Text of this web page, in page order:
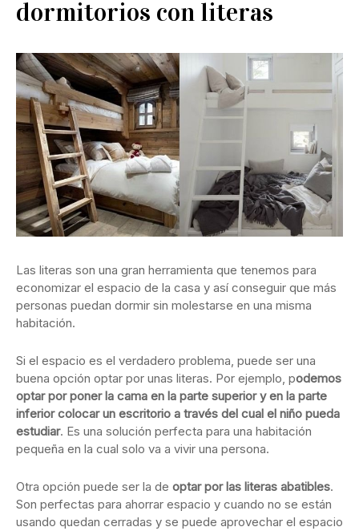
dormitorios con literas
Las literas son una gran herramienta que tenemos para
economizar el espacio de la casa y así conseguir que más
personas puedan dormir sin molestarse en una misma
habitación.
Si el espacio es el verdadero problema, puede ser una
buena opción optar por unas literas. Por ejemplo, podemos
optar por poner la cama en la parte superior y en la parte
inferior colocar un escritorio a través del cual el niño pueda
estudiar. Es una solución perfecta para una habitación
pequeña en la cual solo va a vivir una persona.
Otra opción puede ser la de optar por las literas abatibles.
Son perfectas para ahorrar espacio y cuando no se están
usando quedan cerradas y se puede aprovechar el espacio